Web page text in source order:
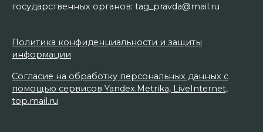
государственных органов: tag_pravda@mail.ru
Политика конфиденциальности и защиты
информации
Согласие на обработку персональных данных с
помощью сервисов Yandex.Metrika, LiveInternet,
top.mail.ru